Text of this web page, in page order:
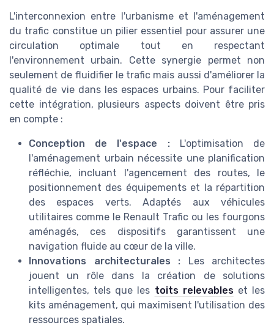
L'interconnexion entre l'urbanisme et l'aménagement
du trafic constitue un pilier essentiel pour assurer une
circulation optimale tout en respectant
l'environnement urbain. Cette synergie permet non
seulement de fluidifier le trafic mais aussi d'améliorer la
qualité de vie dans les espaces urbains. Pour faciliter
cette intégration, plusieurs aspects doivent être pris
en compte :
Conception de l'espace :L'optimisation de
l'aménagement urbain nécessite une planification
réfléchie, incluant l'agencement des routes, le
positionnement des équipements et la répartition
des espaces verts. Adaptés aux véhicules
utilitaires comme le Renault Trafic ou les fourgons
aménagés, ces dispositifs garantissent une
navigation fluide au cœur de la ville.
Innovations architecturales : Les architectes
jouent un rôle dans la création de solutions
intelligentes, tels que les toits relevableset les
kits aménagement, qui maximisent l'utilisation des
ressources spatiales.